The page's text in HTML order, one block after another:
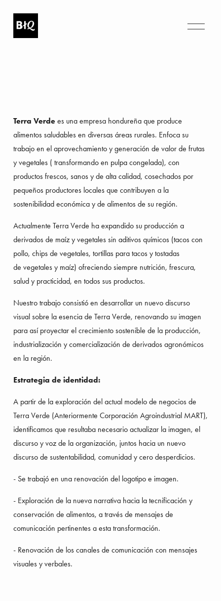
A
Terra Verde es una empresa hondureña que produce
alimentos saludables en diversas áreas rurales. Enfoca su
trabajo en el aprovechamiento y generación de valor de frutas
y vegetales ( transformando en pulpa congelada), con
productos frescos, sanos y de alta calidad, cosechados por
pequeños productores locales que contribuyen a la
sostenibilidad económica y de alimentos de su región.
Actualmente Terra Verde ha expandido su producción a
derivados de maíz y vegetales sin aditivos químicos (tacos con
pollo, chips de vegetales, tortillas para tacos y tostadas
de vegetales y maíz) ofreciendo siempre nutrición, frescura,
salud y practicidad, en todos sus productos.
Nuestro trabajo consistió en desarrollar un nuevo discurso
visual sobre la esencia de Terra Verde, renovando su imagen
para así proyectar el crecimiento sostenible de la producción,
industrialización y comercialización de derivados agronómicos
en la región.
Estrategia de identidad:
A partir de la exploración del actual modelo de negocios de
Terra Verde (Anteriormente Corporación Agroindustrial MART),
identificamos que resultaba necesario actualizar la imagen, el
discurso y voz de la organización, juntos hacia un nuevo
discurso de sustentabilidad, comunidad y cero desperdicios.
- Se trabajó en una renovación del logotipo e imagen.
- Exploración de la nueva narrativa hacia la tecnificación y
conservación de alimentos, a través de mensajes de
comunicación pertinentes a esta transformación.
- Renovación de los canales de comunicación con mensajes
visuales y verbales.